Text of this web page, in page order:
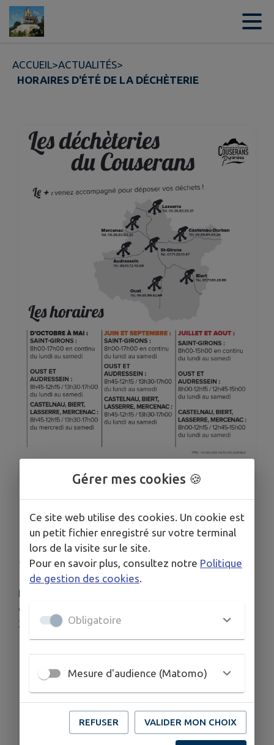
Contenu
ACCUEIL>ACTUALITÉS>
HORAIRES D'ÉTÉ DE LA DÉCHÈTERIE
1/1
HORAIRES D'ÉTÉ DE LA
DÉCHÈTERIE
Publié le lundi 29 juin 2026 - Audressein
Les horaires d'ouverture d'été de la déchèterie
d'Audressein seront appliqués jusqu'au 31 août
2026.
Gérer mes cookies 🍪
Ce site web utilise des cookies. Un cookie est
un petit fichier enregistré sur votre terminal
lors de la visite sur le site.
Pour en savoir plus, consultez notre Politique
de gestion des cookies
Obligatoire
Mesure d'audience (Matomo)
REFUSER VALIDER MON CHOIX